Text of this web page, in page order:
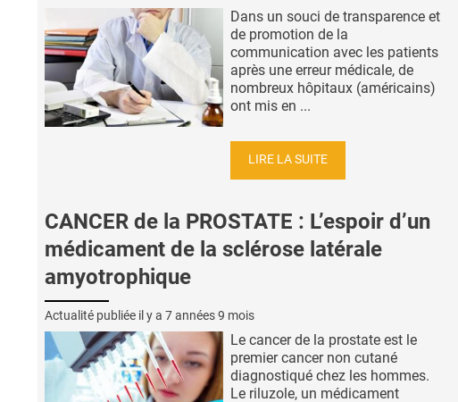
Dans un souci de transparence et
de promotion de la
communication avec les patients
après une erreur médicale, de
nombreux hôpitaux (américains)
ont mis en ...
LIRE LA SUITE
CANCER de la PROSTATE : L’espoir d’un
médicament de la sclérose latérale
amyotrophique
Actualité publiée il y a 7 années 9 mois
Le cancer de la prostate est le
premier cancer non cutané
diagnostiqué chez les hommes.
Le riluzole, un médicament